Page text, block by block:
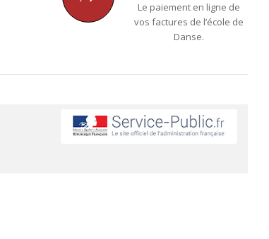
Le paiement en ligne de
vos factures de l’école de
Danse.